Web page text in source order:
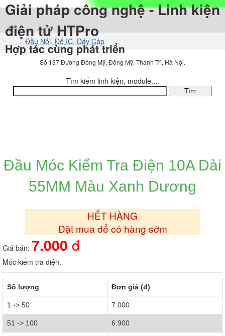
Giải pháp công nghệ - Linh kiện
điện tử HTPro
Hợp tác cùng phát triển
Đầu Nối, Đế IC, Dây Cáp
Đầu Kẹp Cá Sấu, Đầu Móc
Số 137 Đường Đông Mỹ, Đông Mỹ, Thanh Trì, Hà Nội.
Tìm kiếm linh kiện, module,...
Đầu Móc Kiểm Tra Điện 10A Dài
55MM Màu Xanh Dương
HẾT HÀNG
Đặt mua để có hàng sớm
Giá bán: 7.000 đ
Móc kiểm tra điện.
Số lượng Đơn giá (đ)
1 -> 50 7.000
51 -> 100 6.900